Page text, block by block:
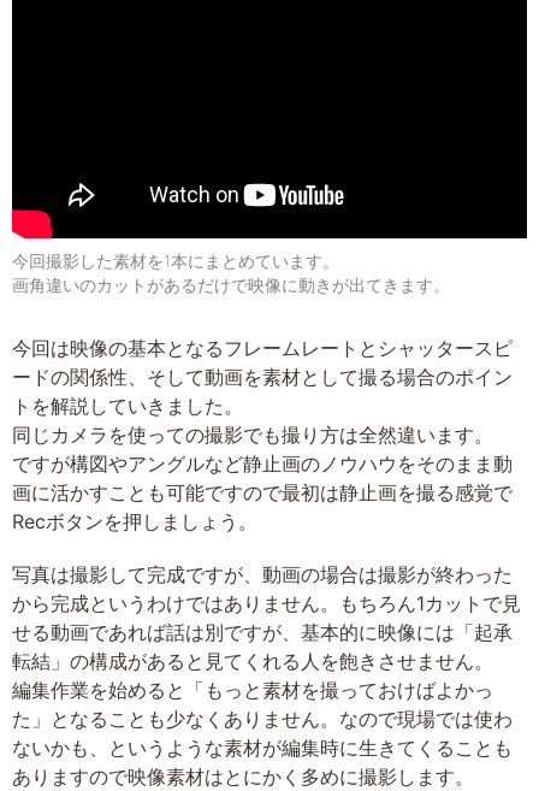
今回撮影した素材を1本にまとめています。
画角違いのカットがあるだけで映像に動きが出てきます。
今回は映像の基本となるフレームレートとシャッタースピ
ードの関係性、そして動画を素材として撮る場合のポイン
トを解説していきました。
同じカメラを使っての撮影でも撮り方は全然違います。
ですが構図やアングルなど静止画のノウハウをそのまま動
画に活かすことも可能ですので最初は静止画を撮る感覚で
Recボタンを押しましょう。
写真は撮影して完成ですが、動画の場合は撮影が終わった
から完成というわけではありません。もちろん1カットで見
せる動画であれば話は別ですが、基本的に映像には「起承
転結」の構成があると見てくれる人を飽きさせません。
編集作業を始めると「もっと素材を撮っておけばよかっ
た」となることも少なくありません。なので現場では使わ
ないかも、というような素材が編集時に生きてくることも
ありますので映像素材はとにかく多めに撮影します。